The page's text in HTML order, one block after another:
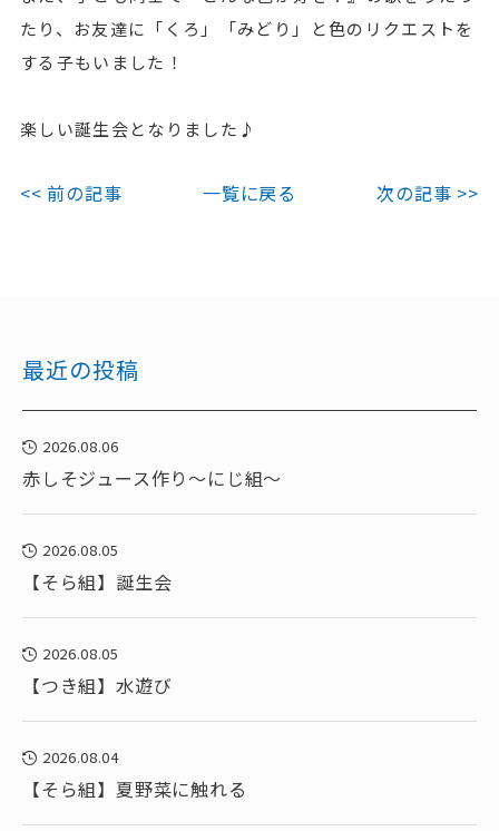
たり、お友達に「くろ」「みどり」と色のリクエストを
する子もいました！
楽しい誕生会となりました♪
<< 前の記事 一覧に戻る 次の記事 >>
最近の投稿
2026.08.06
赤しそジュース作り～にじ組～
2026.08.05
【そら組】誕生会
2026.08.05
【つき組】水遊び
2026.08.04
【そら組】夏野菜に触れる